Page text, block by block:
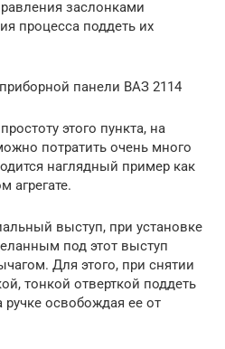
заслонками
процесса поддеть их
панели ВАЗ 2114
этого пункта, на
потратить очень много
наглядный пример как
агрегате.
выступ, при установке
под этот выступ
Для этого, при снятии
тонкой отверткой поддеть
освобождая ее от